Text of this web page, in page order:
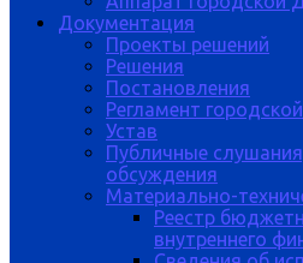
Документация
Проекты решений
Решения
Постановления
Регламент
Устав
Публичные
обсуждения
Материально-
Реестр
внутреннего